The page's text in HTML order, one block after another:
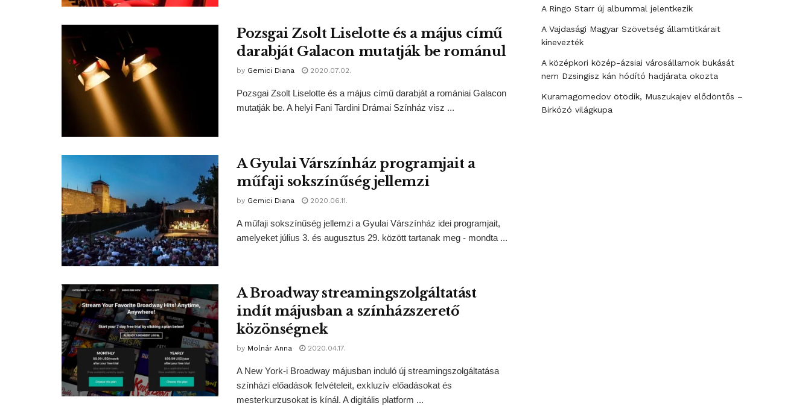
Pozsgai Zsolt Liselotte és a május című
darabját Galacon mutatják be románul
by Gemici Diana 2020.07.02.
Pozsgai Zsolt Liselotte és a május című darabját a romániai Galacon
mutatják be. A helyi Fani Tardini Drámai Színház visz ...
A Gyulai Várszínház programjait a
műfaji sokszínűség jellemzi
by Gemici Diana 2020.06.11.
A műfaji sokszínűség jellemzi a Gyulai Várszínház idei programjait,
amelyeket július 3. és augusztus 29. között tartanak meg - mondta ...
A Broadway streamingszolgáltatást
indít májusban a színházszerető
közönségnek
by Molnár Anna 2020.04.17.
A New York-i Broadway májusban induló új streamingszolgáltatása
színházi előadások felvételeit, exkluzív előadásokat és
mesterkurzusokat is kínál. A digitális platform ...
A Ringo Starr új albummal jelentkezik
A Vajdasági Magyar Szövetség államtitkárait
kinevezték
A középkori közép-ázsiai városállamok bukását
nem Dzsingisz kán hódító hadjárata okozta
Kuramagomedov ötödik, Muszukajev elődöntős –
Birkózó világkupa